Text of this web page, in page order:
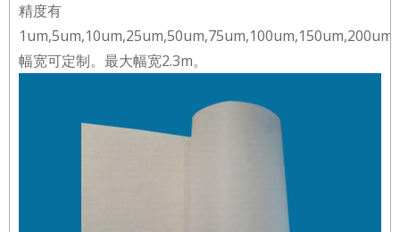
精度有
1um,5um,10um,25um,50um,75um,100um,150um,200um
幅宽可定制。最大幅宽2.3m。